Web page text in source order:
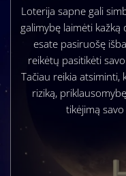
Loterija sapne gali
galimybę laimėti kažką
esate pasiruošę
reikėtų pasitikėti
Tačiau reikia
riziką,
tikėjimą